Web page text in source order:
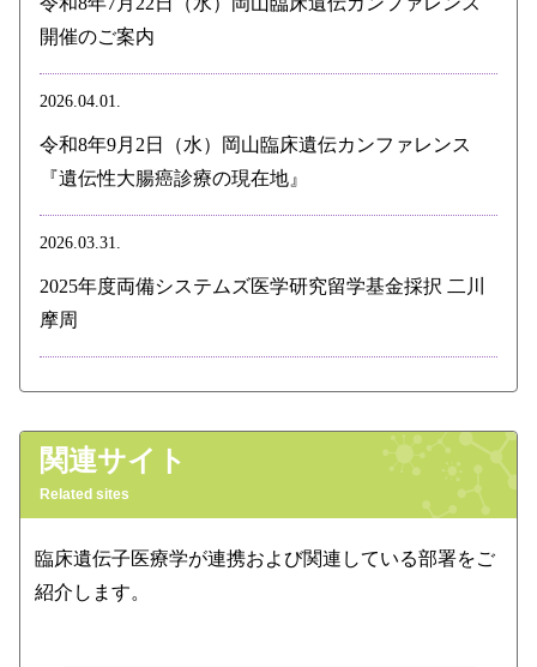
開催のご案内
2026.04.01.
令和8年9月2日（水）岡山臨床遺伝カンファレンス
『遺伝性大腸癌診療の現在地』
2026.03.31.
2025年度両備システムズ医学研究留学基金採択 二川
摩周
関連サイト
Related sites
臨床遺伝子医療学が連携および関連している部署をご
紹介します。